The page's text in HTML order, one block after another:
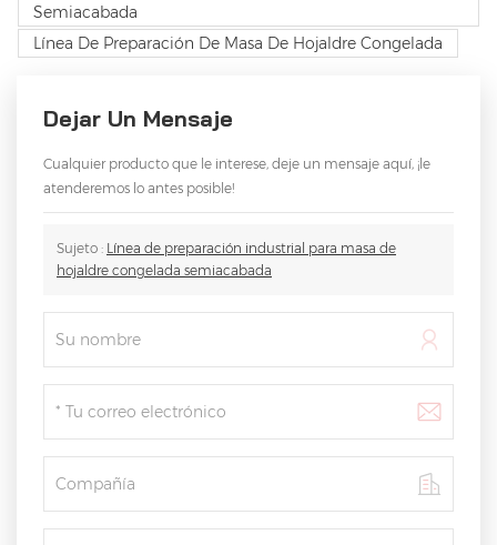
Semiacabada
Línea De Preparación De Masa De Hojaldre Congelada
Dejar Un Mensaje
Cualquier producto que le interese, deje un mensaje aquí, ¡le
atenderemos lo antes posible!
Sujeto : Línea de preparación industrial para masa de
hojaldre congelada semiacabada